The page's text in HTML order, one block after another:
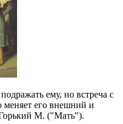
ему, но встреча с
его внешний и
М. ("Мать").